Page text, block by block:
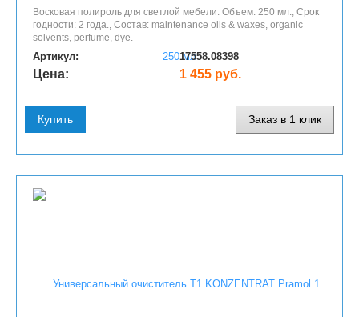
Восковая полироль для светлой мебели. Объем: 250 мл., Срок
годности: 2 года., Состав: maintenance oils & waxes, organic
solvents, perfume, dye.
Артикул: 17558.08398
Цена: 1 455 руб.
Купить Заказ в 1 клик